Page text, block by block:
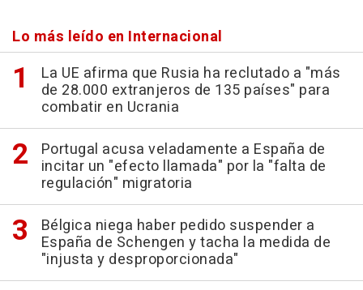
Lo más leído en Internacional
La UE afirma que Rusia ha reclutado a "más
de 28.000 extranjeros de 135 países" para
combatir en Ucrania
Portugal acusa veladamente a España de
incitar un "efecto llamada" por la "falta de
regulación" migratoria
Bélgica niega haber pedido suspender a
España de Schengen y tacha la medida de
"injusta y desproporcionada"